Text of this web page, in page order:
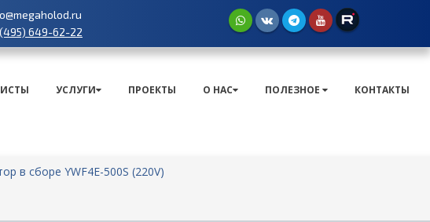
649-62-22
УСЛУГИ ПРОЕКТЫ О НАС ПОЛЕЗНОЕ КОНТАКТЫ
в сборе YWF4E-500S (220V)